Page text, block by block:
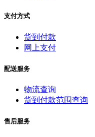
支付方式
货到付款
网上支付
配送服务
物流查询
货到付款范围查询
售后服务